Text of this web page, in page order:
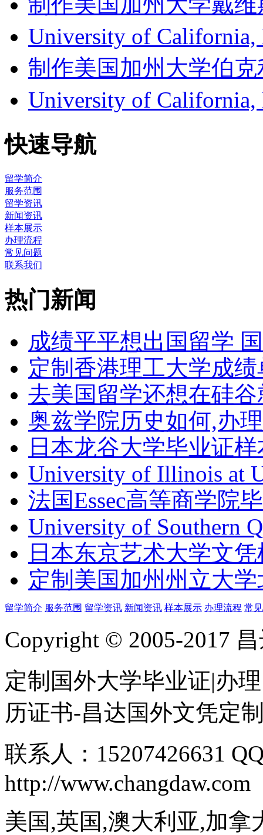
University of
制作美国加州大学伯
University of
快速导航
留学简介
服务范围
留学资讯
新闻资讯
样本展示
办理流程
常见问题
联系我们
热门新闻
成绩平平想出国留学
定制香港理工大学成绩
去美国留学还想在硅
奥兹学院历史如何,办
日本龙谷大学毕业证
University of Illinois at
法国Essec高等商学院
University of Southern
日本东京艺术大学文
定制美国加州州立大
留学简介 服务范围 留学资讯 新闻资讯 样本展示 办理流程 常
Copyright © 2005-2017
定制国外大学毕业证|办
历证书-昌达国外文凭定
联系人：15207426631
http://www.changdaw.com
美国,英国,澳大利亚,加拿